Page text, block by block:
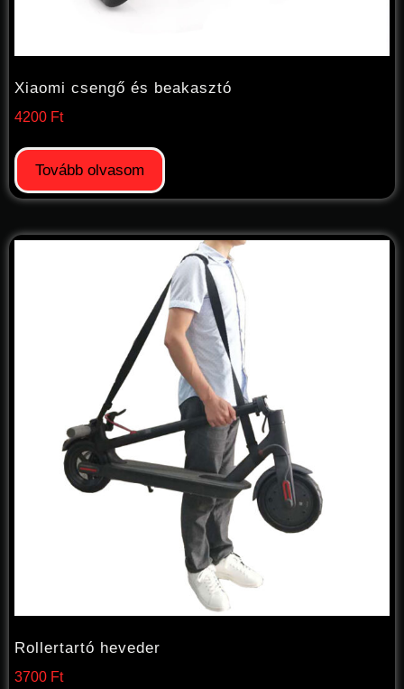
Xiaomi csengő és beakasztó
4200 Ft
Tovább olvasom
Rollertartó heveder
3700 Ft